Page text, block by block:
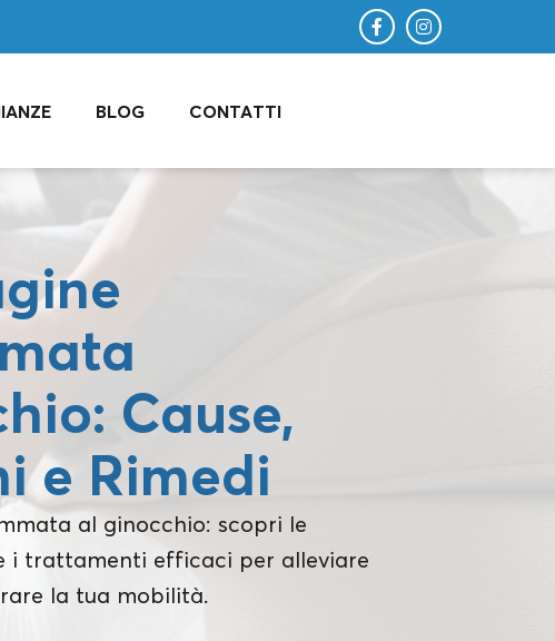
BLOG CONTATTI
Cause,
e Rimedi
al ginocchio: scopri le
i trattamenti efficaci per alleviare
la tua mobilità.